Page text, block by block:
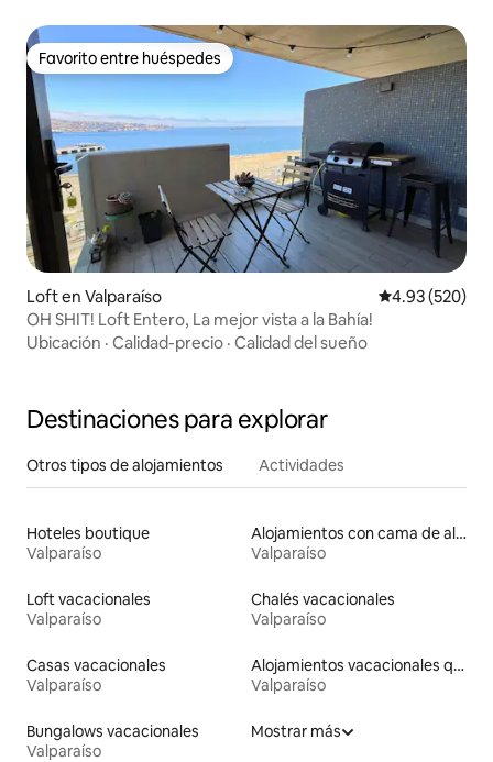
Favorito entre huéspedes
Favorito entre huéspedes
Loft en Valparaíso Calificación
4.93 (520)
OH SHIT! Loft Entero, La mejor vista a la Bahía!
Ubicación · Calidad-precio · Calidad del sueño
Destinaciones para explorar
Otros tipos de alojamientos Actividades
Hoteles boutique
Valparaíso
Alojamientos con cama de altura accesible
Valparaíso
Loft vacacionales
Valparaíso
Chalés vacacionales
Valparaíso
Casas vacacionales
Valparaíso
Alojamientos vacacionales que admiten mascotas
Valparaíso
Bungalows vacacionales
Valparaíso
Mostrar más